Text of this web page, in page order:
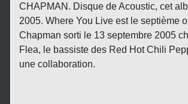
CHAPMAN. Disque de Acoustic, cet
2005. Where You Live est le septième
Chapman sorti le 13 septembre 2005
Flea, le bassiste des Red Hot Chili
une collaboration.